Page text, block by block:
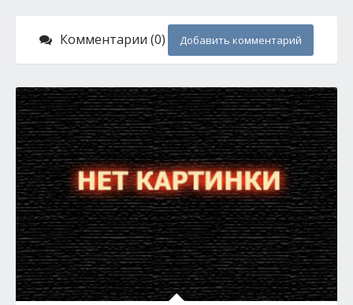
Комментарии (0) Добавить комментарий